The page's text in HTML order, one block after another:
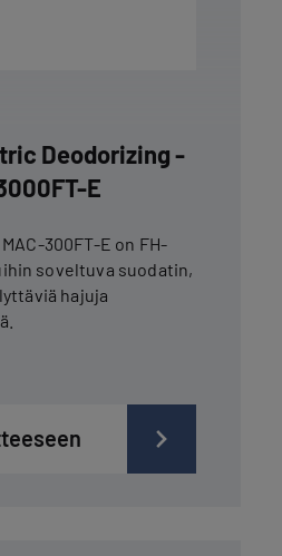
Deodorizing -
E
300FT-E on FH-
soveltuva suodatin,
hajuja